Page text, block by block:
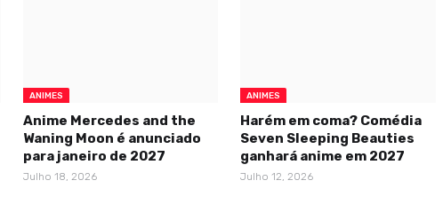
ANIMES
Anime Mercedes and the
Waning Moon é anunciado
para janeiro de 2027
Julho 18, 2026
ANIMES
Harém em coma? Comédia
Seven Sleeping Beauties
ganhará anime em 2027
Julho 12, 2026